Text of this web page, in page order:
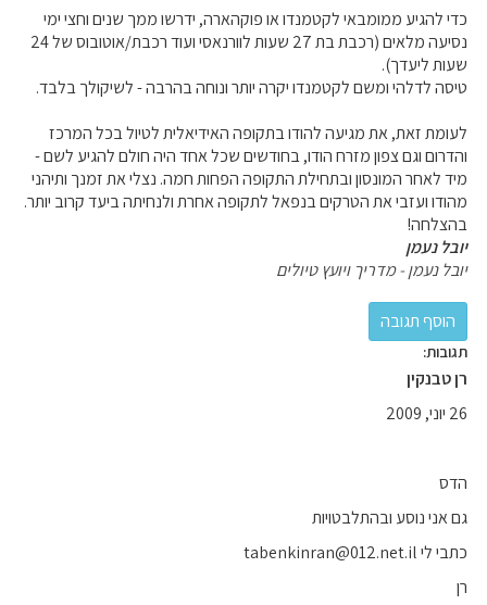
כדי להגיע ממומבאי לקטמנדו או פוקהארה, ידרשו ממך שנים וחצי ימי
נסיעה מלאים (רכבת בת 27 שעות לוורנאסי ועוד רכבת/אוטובוס של 24
שעות ליעדך).
טיסה לדלהי ומשם לקטמנדו יקרה יותר ונוחה בהרבה - לשיקולך בלבד.
לעומת זאת, את מגיעה להודו בתקופה האידיאלית לטיול בכל המרכז
והדרום וגם צפון מזרח הודו, בחודשים שכל אחד היה חולם להגיע לשם -
מיד לאחר המונסון ובתחילת התקופה הפחות חמה. נצלי את זמנך ותיהני
מהודו ועזבי את הטרקים בנפאל לתקופה אחרת ולנחיתה ביעד קרוב יותר.
בהצלחה!
יובל נעמן
יובל נעמן - מדריך ויועץ טיולים
תגובות:
רן טבנקין
26 יוני, 2009
הדס
גם אני נוסע ובהתלבטויות
כתבי לי tabenkinran@012.net.il
רן